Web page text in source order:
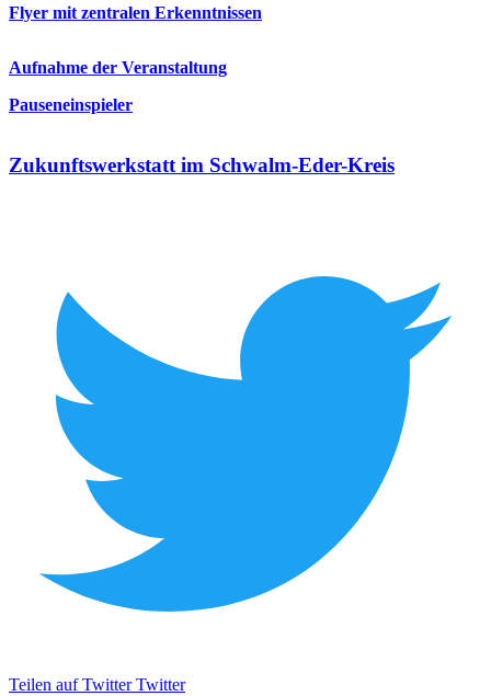
Flyer mit zentralen Erkenntnissen
Aufnahme der Veranstaltung
Pauseneinspieler
Zukunftswerkstatt im Schwalm-Eder-Kreis
Teilen auf Twitter Twitter